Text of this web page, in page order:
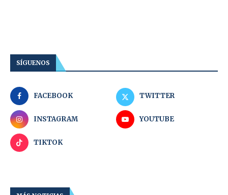
SÍGUENOS
FACEBOOK TWITTER
INSTAGRAM YOUTUBE
TIKTOK